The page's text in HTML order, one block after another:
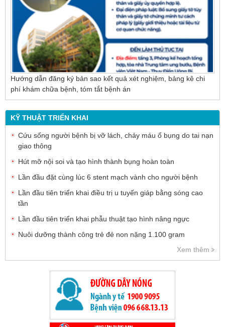
Hướng dẫn đăng ký bản sao kết quả xét nghiệm, bảng kê chi
phí khám chữa bệnh, tóm tắt bệnh án
KỸ THUẬT TRIỂN KHAI
Cứu sống người bệnh bị vỡ lách, chảy máu ổ bụng do tai nạn
giao thông
Hút mỡ nội soi và tạo hình thành bụng hoàn toàn
Lần đầu đặt cùng lúc 6 stent mạch vành cho người bệnh
Lần đầu tiên triển khai điều trị u tuyến giáp bằng sóng cao
tần
Lần đầu tiên triển khai phẫu thuật tạo hình nâng ngực
Nuôi dưỡng thành công trẻ đẻ non nặng 1.100 gram
Xem thêm